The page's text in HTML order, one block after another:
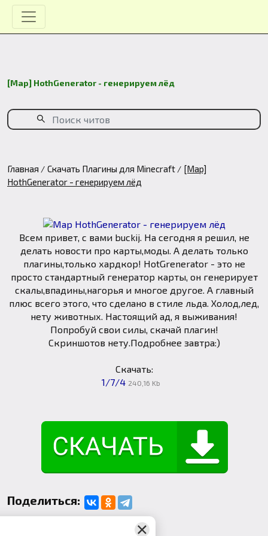
[Map] HothGenerator - генерируем лёд
Главная Скачать Плагины для Minecraft
[Map]
HothGenerator - генерируем лёд
Всем привет, с вами buckij. На сегодня я решил, не
делать новости про карты,моды. А делать только
плагины,только хардкор! HotGrenerator - это не
просто стандартный генератор карты, он генерирует
скалы,впадины,нагорья и многое другое. А главный
плюс всего этого, что сделано в стиле льда. Холод,лед,
нету животных. Настоящий ад, я выживания!
Попробуй свои силы, скачай плагин!
Скриншотов нету.Подробнее завтра:)
Скачать:
1/7/4 240,16 Kb
Поделиться: